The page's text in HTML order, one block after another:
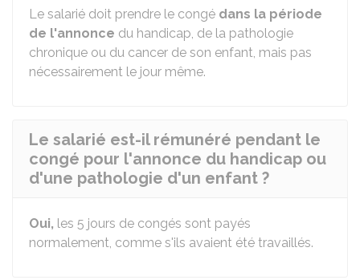
Le salarié doit prendre le congé dans la période
de l'annonce du handicap, de la pathologie
chronique ou du cancer de son enfant, mais pas
nécessairement le jour même.
Le salarié est-il rémunéré pendant le
congé pour l'annonce du handicap ou
d'une pathologie d'un enfant ?
Oui, les 5 jours de congés sont payés
normalement, comme s'ils avaient été travaillés.